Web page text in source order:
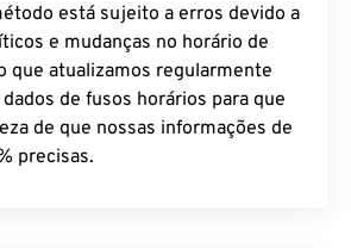
está sujeito a erros devido a
e mudanças no horário de
que atualizamos regularmente
de fusos horários para que
de que nossas informações de
precisas.